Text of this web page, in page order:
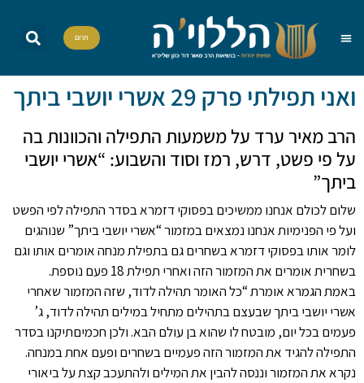
תרום
ואני תפילתי פרק 29 אשרי יושבי ביתך
הרב מאיר ערד על משמעות התפילה והכוונות בה
על פי פשט, דרש, רמז וסוד והשבוע: “אשרי יושבי
ביתך”
שלום לכולם אנחנו ממשיכים בפסוקי דזמרא בסדר התפילה לפי הפשט
ועל פי הפנימיות אנחנו נמצאים במזמור “אשרי יושבי ביתך” שנוהגים
לומר אותו בפסוקי דזמרא בשחרים גם בתפילת מנחה אומרים אותו וגם
בשחרית אומרים את המזמור הזה ואחרי תפילת 18 פעם נוספת.
באמת הגמרא אומרת “כל האומר תהילה לדוד, שזה המזמור שאחרי
אשרי יושבי ביתך שבעצם בתהילים מתחיל במילים תהילה לדוד, ג’
פעמים בכל יום, מובטח לו שהוא בן עולם הבא. ולכן חכמיםתיקנו בסדר
התפילה להגיד את המזמור הזה פעמיים בשחרים ופעם אחת במנחה.
נקרא את המזמור וננסה להבין את המילים ולהתעכב קצת על ביאורי